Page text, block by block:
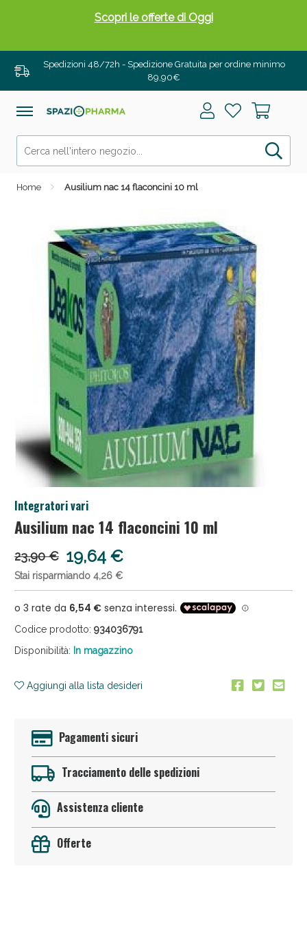
Spedizioni 48/72h - Spedizione Gratuita per ordine minimo
89,90€
Home Ausilium nac 14 flaconcini 10 ml
Integratori vari
Ausilium nac 14 flaconcini 10 ml
23,90 € 19,64 €
Stai risparmiando 4,26 €
Codice prodotto: 934036791
Disponibilità: In magazzino
Aggiungi alla lista desideri
Pagamenti sicuri
Tracciamento delle spedizioni
Assistenza cliente
Offerte
Scopri le offerte di Oggi
Drenanti e Pancia Piatta: Sconti fino al 55% validi
solo per OGGI!
Salini e Multivitaminici: oggi Sconto extra fino al
Anticellulite e Fanghi: Sconto fino al 40% valido
oggi!